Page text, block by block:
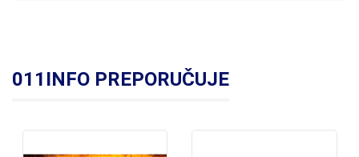
011INFO PREPORUČUJE